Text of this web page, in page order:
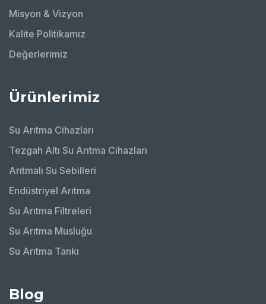
Misyon & Vizyon
Kalite Politikamız
Değerlerimiz
Ürünlerimiz
Su Arıtma Cihazları
Tezgah Altı Su Arıtma Cihazları
Arıtmalı Su Sebilleri
Endüstriyel Arıtma
Su Arıtma Filtreleri
Su Arıtma Musluğu
Su Arıtma Tankı
Blog